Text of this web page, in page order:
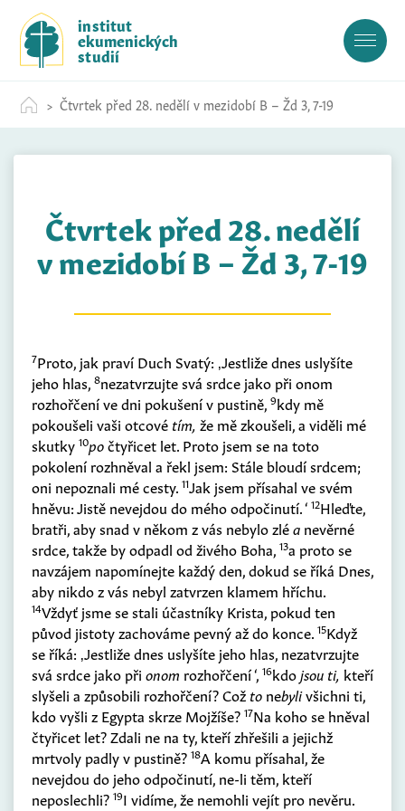
c
institut
ekumenických
studií
Čtvrtek před 28. nedělí v mezidobí B – Žd 3, 7-19
Čtvrtek před 28. nedělí
v mezidobí B – Žd 3, 7-19
7Proto, jak praví Duch Svatý: ‚Jestliže dnes uslyšíte
jeho hlas, 8nezatvrzujte svá srdce jako při onom
rozhořčení ve dni pokušení v pustině, 9kdy mě
pokoušeli vaši otcové tím, že mě zkoušeli, a viděli mé
skutky 10počtyřicet let. Proto jsem se na toto
pokolení rozhněval a řekl jsem: Stále bloudí srdcem;
oni nepoznali mé cesty. 11Jak jsem přísahal ve svém
hněvu: Jistě nevejdou do mého odpočinutí. ‘ 12Hleďte,
bratři, aby snad v někom z vás nebylo zléa nevěrné
srdce, takže by odpadl od živého Boha, 13a proto se
navzájem napomínejte každý den, dokud se říká Dnes,
aby nikdo z vás nebyl zatvrzen klamem hříchu.
14Vždyť jsme se stali účastníky Krista, pokud ten
původ jistoty zachováme pevný až do konce. 15Když
se říká: ‚Jestliže dnes uslyšíte jeho hlas, nezatvrzujte
svá srdce jako při onom rozhořčení ‘, 16kdojsou ti, kteří
slyšeli a způsobili rozhořčení? Což to nebylivšichni ti,
kdo vyšli z Egypta skrze Mojžíše? 17Na koho se hněval
čtyřicet let? Zdali ne na ty, kteří zhřešili a jejichž
mrtvoly padly v pustině? 18A komu přísahal, že
nevejdou do jeho odpočinutí, ne-li těm, kteří
neposlechli? 19I vidíme, že nemohli vejít pro nevěru.